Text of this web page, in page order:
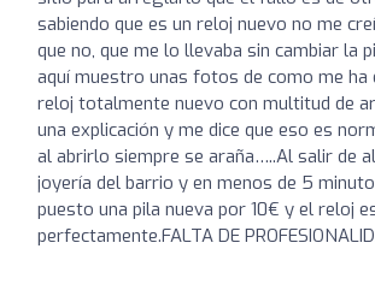
sabiendo que es un reloj nuevo no me
que no, que me lo llevaba sin cambiar la
aquí muestro unas fotos de como me ha
reloj totalmente nuevo con multitud de
una explicación y me dice que eso es
al abrirlo siempre se araña…..Al salir de
joyería del barrio y en menos de 5
puesto una pila nueva por 10€ y el reloj
perfectamente.FALTA DE